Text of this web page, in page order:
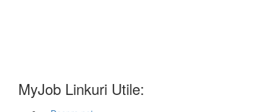
MyJob Linkuri Utile: